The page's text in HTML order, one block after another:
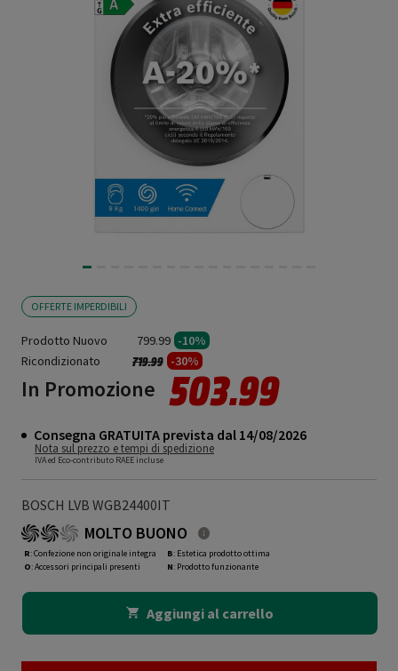
OFFERTE IMPERDIBILI
Prodotto Nuovo 799.99 -10%
Ricondizionato
Prezzo ridotto da
719.99a -30%
In Promozione 503.99
Consegna GRATUITA prevista dal 14/08/2026
Nota sul prezzo e tempi di spedizione
IVA ed Eco-contributo RAEE incluse
BOSCH LVB WGB24400IT
MOLTO BUONO
R: Confezione non originale integra
O: Accessori principali presenti
B: Estetica prodotto ottima
N: Prodotto funzionante
Aggiungi al carrello